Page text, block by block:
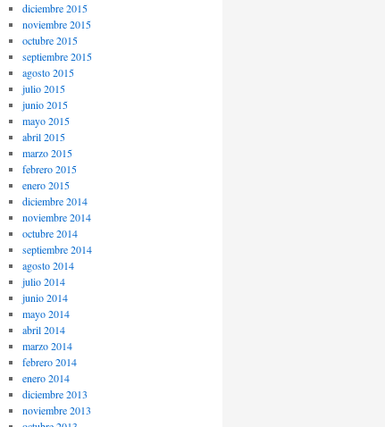
diciembre 2015
noviembre 2015
octubre 2015
septiembre 2015
agosto 2015
julio 2015
junio 2015
mayo 2015
abril 2015
marzo 2015
febrero 2015
enero 2015
diciembre 2014
noviembre 2014
octubre 2014
septiembre 2014
agosto 2014
julio 2014
junio 2014
mayo 2014
abril 2014
marzo 2014
febrero 2014
enero 2014
diciembre 2013
noviembre 2013